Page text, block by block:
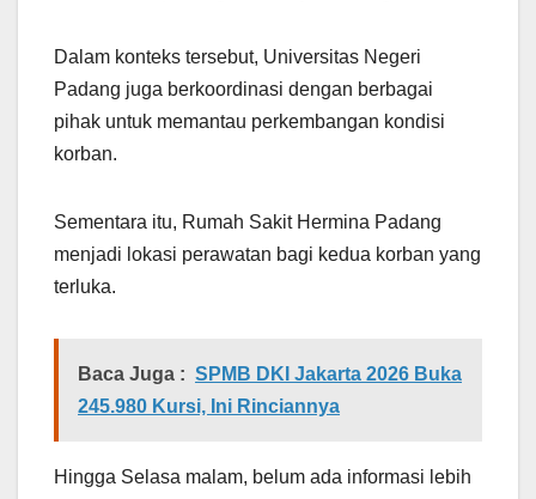
Dalam konteks tersebut, Universitas Negeri
Padang juga berkoordinasi dengan berbagai
pihak untuk memantau perkembangan kondisi
korban.
Sementara itu, Rumah Sakit Hermina Padang
menjadi lokasi perawatan bagi kedua korban yang
terluka.
Baca Juga : SPMB DKI Jakarta 2026 Buka
245.980 Kursi, Ini Rinciannya
Hingga Selasa malam, belum ada informasi lebih